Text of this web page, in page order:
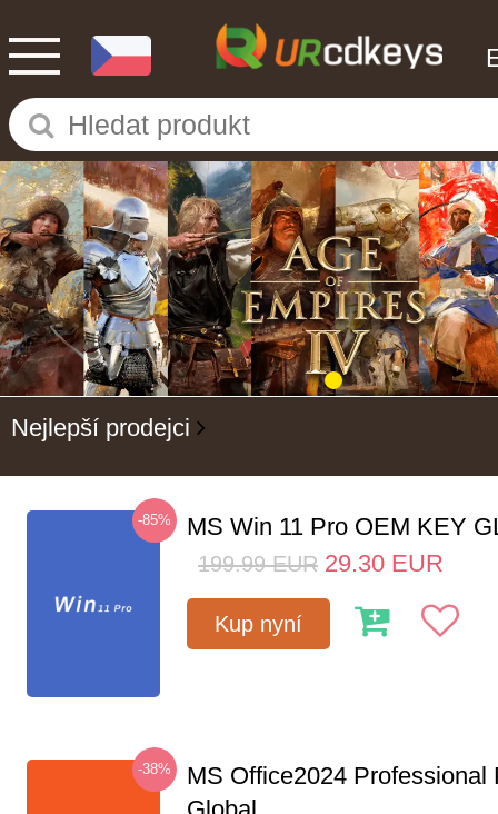
Nejlepší prodejci
-85% MS Win 11 Pro OEM KEY
199.99 EUR 29.30 EUR
Kup nyní
-38%
MS Office2024 Professional